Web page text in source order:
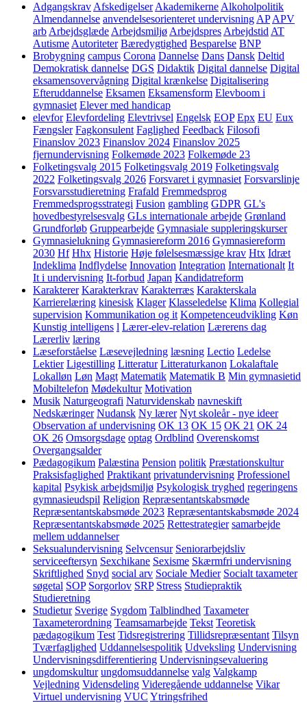
Adgangskrav Afskedigelser Akademikerne Alkoholpolitik
Almendannelse anvendelsesorienteret undervisning AP APV
arb Arbejdsglæde Arbejdsmiljø Arbejdspres Arbejdstid AT
Autisme Autoriteter Bæredygtighed Besparelse BNP
Brobygning campus Corona Dannelse Dans Dansk Deltid
Demokratisk dannelse DGS Didaktik Digital dannelse Digital
eksamensovervågning Digital krænkelse Digitalisering
Efteruddannelse Eksamen Eksamensform Elevboom i
gymnasiet Elever med handicap
elevfor Elevfordeling Elevtrivsel Engelsk EOP Epx EU Eux
Fængsler Fagkonsulent Faglighed Feedback Filosofi
Finanslov 2023 Finanslov 2024 Finanslov 2025
fjernundervisning Folkemøde 2023 Folkemøde 23
Folketingsvalg 2015 Folketingsvalg 2019 Folketingsvalg
2022 Folketingsvalg 2026 Forsvaret i gymnasiet Forsvarslinje
Forsvarsstudieretning Frafald Fremmedsprog
Fremmedsprogsstrategi Fusion gambling GDPR GL's
hovedbestyrelsesvalg GLs internationale arbejde Grønland
Grundforløb Gruppearbejde Gymnasiale suppleringskurser
Gymnasielukning Gymnasiereform 2016 Gymnasiereform
2030 Hf Hhx Historie Høje følelsesmæssige krav Htx Idræt
Indeklima Indflydelse Innovation Integration Internationalt It
It i undervisning It-forbud Japan Kandidatreform
Karakterer Karakterkrav Karakterræs Karakterskala
Karrierelæring kinesisk Klager Klasseledelse Klima Kollegial
supervision Kommunikation og it Kompetenceudvikling Køn
Kunstig intelligens l Lærer-elev-relation Lærerens dag
Lærerliv læring
Læseforståelse Læsevejledning læsning Lectio Ledelse
Lektier Ligestilling Litteratur Litteraturkanon Lokalaftale
Lokalløn Løn Magt Matematik Matematik B Min gymnasietid
Mobiltelefon Mødekultur Motivation
Musik Naturgeografi Naturvidenskab navneskift
Nedskæringer Nudansk Ny lærer Nyt skoleår - nye ideer
Observation af undervisning OK 13 OK 15 OK 21 OK 24
OK 26 Omsorgsdage optag Ordblind Overenskomst
Overgangsalder
Pædagogikum Palæstina Pension politik Præstationskultur
Praksisfaglighed Praktikant privatundervisning Professionel
kapital Psykisk arbejdsmiljø Psykologisk tryghed regeringens
gymnasieudspil Religion Repræsentantskabsmøde
Repræsentantskabsmøde 2023 Repræsentantskabsmøde 2024
Repræsentantskabsmøde 2025 Rettestrategier samarbejde
mellem uddannelser
Seksualundervisning Selvcensur Seniorarbejdsliv
serviceeftersyn Sexchikane Sexisme Skærmfri undervisning
Skriftlighed Snyd social arv Sociale Medier Socialt taxameter
søgetal SOP Sorgorlov SRP Stress Studiepraktik
Studieretning
Studietur Sverige Sygdom Talblindhed Taxameter
Taxameterordning Teamsamarbejde Tekst Teoretisk
pædagogikum Test Tidsregistrering Tillidsrepræsentant Tilsyn
Tværfaglighed Uddannelsespolitik Udveksling Undervisning
Undervisningsdifferentiering Undervisningsevaluering
ungdomskultur ungdomsuddannelse valg Valgkamp
Vejledning Vidensdeling Videregående uddannelse Vikar
Virtuel undervisning VUC Ytringsfrihed